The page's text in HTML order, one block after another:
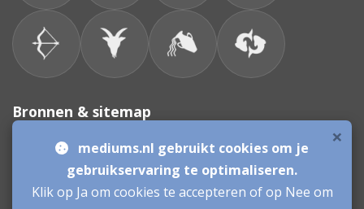
Bronnen & sitemap
Consulenten
Vacatures Mediums
Werken als Medium
×
mediums.nl gebruikt cookies om je
gebruikservaring te optimaliseren.
Klik op Ja om cookies te accepteren of op Nee om